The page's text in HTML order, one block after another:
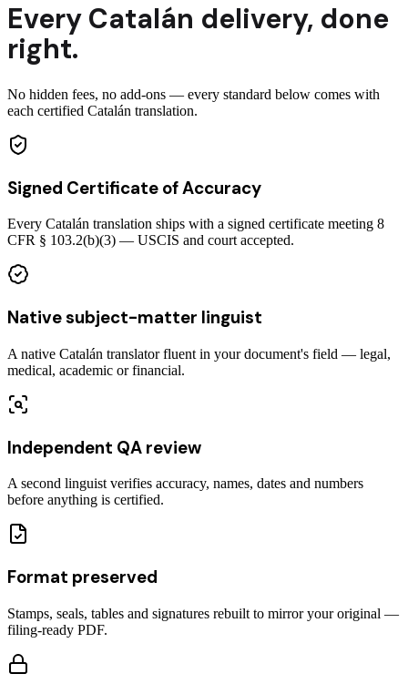
Every Catalán delivery, done
right.
No hidden fees, no add-ons — every standard below comes with
each certified Catalán translation.
Signed Certificate of Accuracy
Every Catalán translation ships with a signed certificate meeting 8
CFR § 103.2(b)(3) — USCIS and court accepted.
Native subject-matter linguist
A native Catalán translator fluent in your document's field — legal,
medical, academic or financial.
Independent QA review
A second linguist verifies accuracy, names, dates and numbers
before anything is certified.
Format preserved
Stamps, seals, tables and signatures rebuilt to mirror your original —
filing-ready PDF.